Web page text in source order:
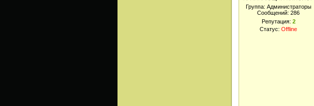
Группа: Администраторы
Сообщений: 286
Репутация: 2
Статус: Offline